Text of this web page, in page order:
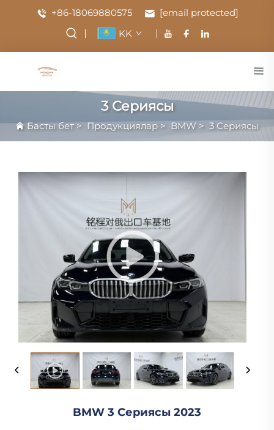
+86-18069880575
[email protected]
KK
3 Сериясы
Басты бет> Продукциялар > BMW > 3 Сериясы
BMW 3 Сериясы 2023